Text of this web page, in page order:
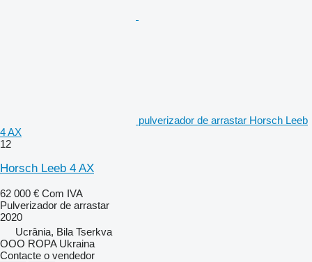
pulverizador de arrastar Horsch Leeb
4 AX
12
Horsch Leeb 4 AX
62 000 € Com IVA
Pulverizador de arrastar
2020
Ucrânia, Bila Tserkva
OOO ROPA Ukraina
Contacte o vendedor